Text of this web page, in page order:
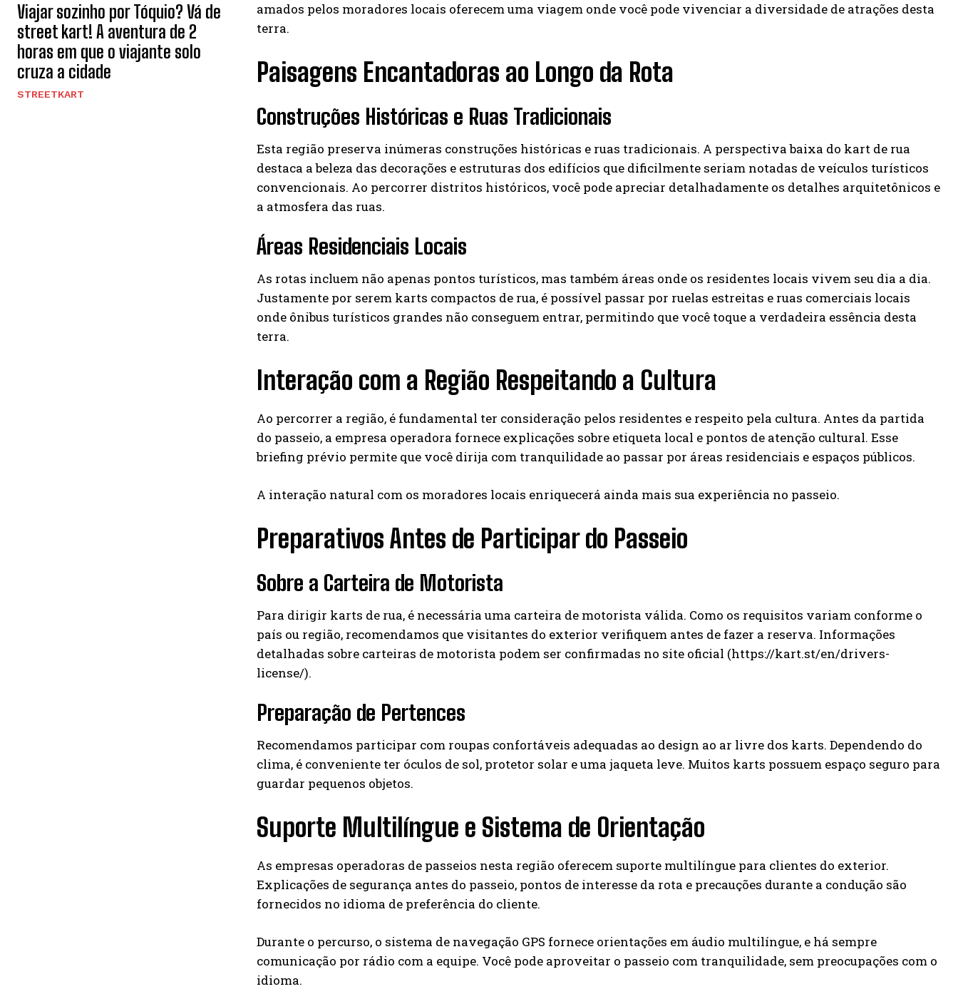
Viajar sozinho por Tóquio? Vá de
street kart! A aventura de 2
horas em que o viajante solo
cruza a cidade
STREETKART
amados pelos moradores locais oferecem uma viagem onde você pode vivenciar a diversidade de atrações desta
terra.
Paisagens Encantadoras ao Longo da Rota
Construções Históricas e Ruas Tradicionais
Esta região preserva inúmeras construções históricas e ruas tradicionais. A perspectiva baixa do kart de rua
destaca a beleza das decorações e estruturas dos edifícios que dificilmente seriam notadas de veículos turísticos
convencionais. Ao percorrer distritos históricos, você pode apreciar detalhadamente os detalhes arquitetônicos e
a atmosfera das ruas.
Áreas Residenciais Locais
As rotas incluem não apenas pontos turísticos, mas também áreas onde os residentes locais vivem seu dia a dia.
Justamente por serem karts compactos de rua, é possível passar por ruelas estreitas e ruas comerciais locais
onde ônibus turísticos grandes não conseguem entrar, permitindo que você toque a verdadeira essência desta
terra.
Interação com a Região Respeitando a Cultura
Ao percorrer a região, é fundamental ter consideração pelos residentes e respeito pela cultura. Antes da partida
do passeio, a empresa operadora fornece explicações sobre etiqueta local e pontos de atenção cultural. Esse
briefing prévio permite que você dirija com tranquilidade ao passar por áreas residenciais e espaços públicos.
A interação natural com os moradores locais enriquecerá ainda mais sua experiência no passeio.
Preparativos Antes de Participar do Passeio
Sobre a Carteira de Motorista
Para dirigir karts de rua, é necessária uma carteira de motorista válida. Como os requisitos variam conforme o
país ou região, recomendamos que visitantes do exterior verifiquem antes de fazer a reserva. Informações
detalhadas sobre carteiras de motorista podem ser confirmadas no site oficial (https://kart.st/en/drivers-
license/).
Preparação de Pertences
Recomendamos participar com roupas confortáveis adequadas ao design ao ar livre dos karts. Dependendo do
clima, é conveniente ter óculos de sol, protetor solar e uma jaqueta leve. Muitos karts possuem espaço seguro para
guardar pequenos objetos.
Suporte Multilíngue e Sistema de Orientação
As empresas operadoras de passeios nesta região oferecem suporte multilíngue para clientes do exterior.
Explicações de segurança antes do passeio, pontos de interesse da rota e precauções durante a condução são
fornecidos no idioma de preferência do cliente.
Durante o percurso, o sistema de navegação GPS fornece orientações em áudio multilíngue, e há sempre
comunicação por rádio com a equipe. Você pode aproveitar o passeio com tranquilidade, sem preocupações com o
idioma.